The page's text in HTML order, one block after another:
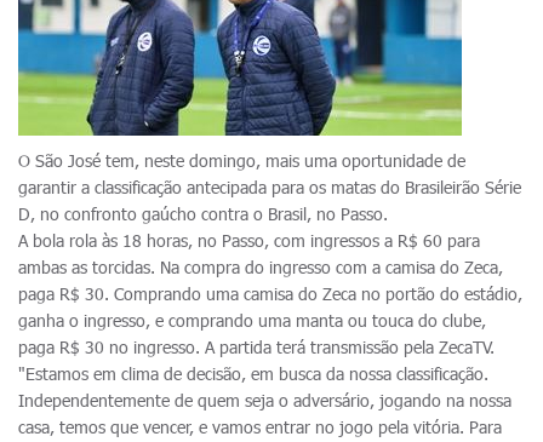
O São José tem, neste domingo, mais uma oportunidade de
garantir a classificação antecipada para os matas do Brasileirão Série
D, no confronto gaúcho contra o Brasil, no Passo.
A bola rola às 18 horas, no Passo, com ingressos a R$ 60 para
ambas as torcidas. Na compra do ingresso com a camisa do Zeca,
paga R$ 30. Comprando uma camisa do Zeca no portão do estádio,
ganha o ingresso, e comprando uma manta ou touca do clube,
paga R$ 30 no ingresso. A partida terá transmissão pela ZecaTV.
"Estamos em clima de decisão, em busca da nossa classificação.
Independentemente de quem seja o adversário, jogando na nossa
casa, temos que vencer, e vamos entrar no jogo pela vitória. Para